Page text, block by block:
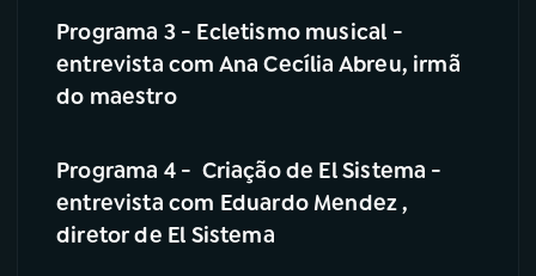
Programa 3 - Ecletismo musical -
entrevista com Ana Cecília Abreu, irmã
do maestro
Programa 4 - Criação de El Sistema -
entrevista com Eduardo Mendez ,
diretor de El Sistema